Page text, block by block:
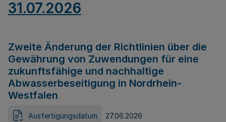
31.07.2026
Zweite Änderung der Richtlinien über die
Gewährung von Zuwendungen für eine
zukunftsfähige und nachhaltige
Abwasserbeseitigung in Nordrhein-
Westfalen
Ausfertigungsdatum 27.06.2026